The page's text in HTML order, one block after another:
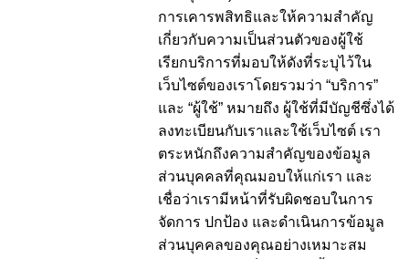
การเคารพสิทธิและให้ความสำคัญ
เกี่ยวกับความเป็นส่วนตัวของผู้ใช้
เรียกบริการที่มอบให้ดังที่ระบุไว้ใน
เว็บไซต์ของเราโดยรวมว่า “บริการ”
และ “ผู้ใช้” หมายถึง ผู้ใช้ที่มีบัญชีซึ่งได้
ลงทะเบียนกับเราและใช้เว็บไซต์ เรา
ตระหนักถึงความสำคัญของข้อมูล
ส่วนบุคคลที่คุณมอบให้แก่เรา และ
เชื่อว่าเรามีหน้าที่รับผิดชอบในการ
จัดการ ปกป้อง และดำเนินการข้อมูล
ส่วนบุคคลของคุณอย่างเหมาะสม